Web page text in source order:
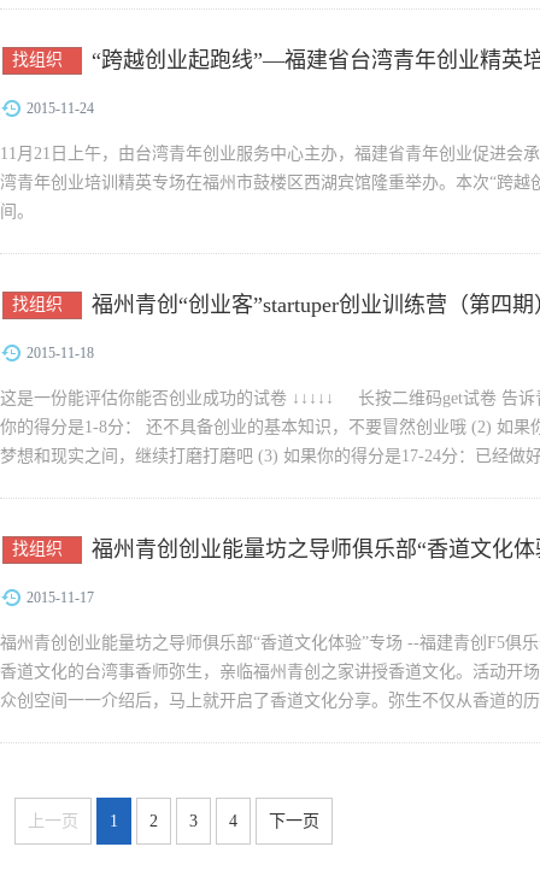
找组织 “跨越创业起跑线”—福建省台湾青年创业精英
2015-11-24
11月21日上午，由台湾青年创业服务中心主办，福建省青年创业促进会
湾青年创业培训精英专场在福州市鼓楼区西湖宾馆隆重举办。本次“跨越
间。
找组织 福州青创“创业客”startuper创业训练营（第四
2015-11-18
这是一份能评估你能否创业成功的试卷 ↓↓↓↓↓ 长按二维码get试卷 告诉
你的得分是1-8分： 还不具备创业的基本知识，不要冒然创业哦 (2) 如果
梦想和现实之间，继续打磨打磨吧 (3) 如果你的得分是17-24分：已经做
找组织 福州青创创业能量坊之导师俱乐部“香道文化体
2015-11-17
福州青创创业能量坊之导师俱乐部“香道文化体验”专场 --福建青创F5俱
香道文化的台湾事香师弥生，亲临福州青创之家讲授香道文化。活动开
众创空间一一介绍后，马上就开启了香道文化分享。弥生不仅从香道的
上一页 1 2 3 4 下一页